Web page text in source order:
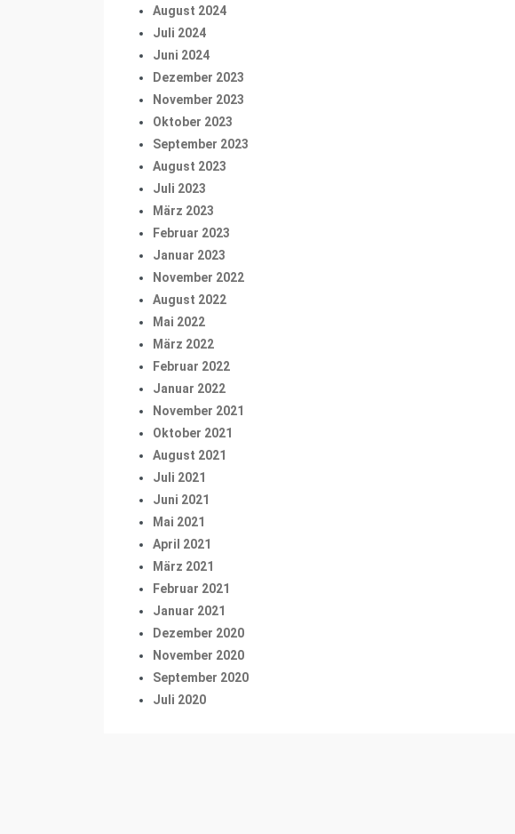
August 2024
Juli 2024
Juni 2024
Dezember 2023
November 2023
Oktober 2023
September 2023
August 2023
Juli 2023
März 2023
Februar 2023
Januar 2023
November 2022
August 2022
Mai 2022
März 2022
Februar 2022
Januar 2022
November 2021
Oktober 2021
August 2021
Juli 2021
Juni 2021
Mai 2021
April 2021
März 2021
Februar 2021
Januar 2021
Dezember 2020
November 2020
September 2020
Juli 2020